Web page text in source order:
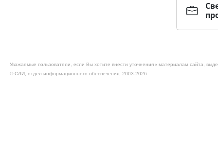
Уважаемые пользователи, если Вы хотите внести уточнения к материалам сайта,
© CЛИ, отдел информационного обеспечения, 2003-2026